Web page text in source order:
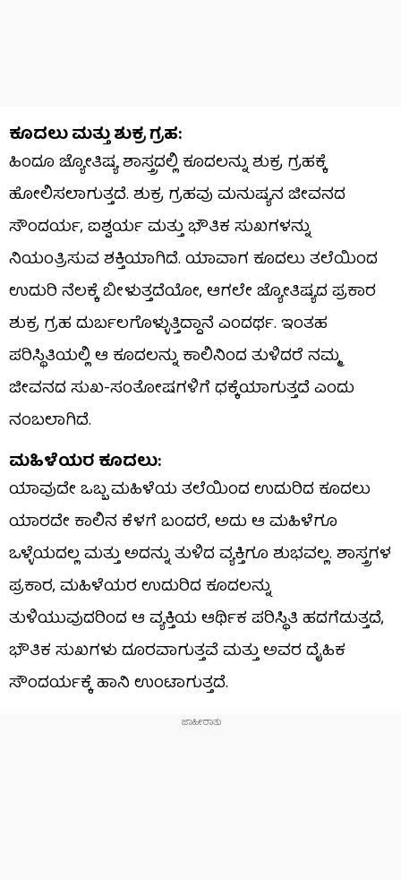
ಕೂದಲು ಮತ್ತು ಶುಕ್ರ ಗ್ರಹ:
ಹಿಂದೂ ಜ್ಯೋತಿಷ್ಯ ಶಾಸ್ತ್ರದಲ್ಲಿ ಕೂದಲನ್ನು ಶುಕ್ರ ಗ್ರಹಕ್ಕೆ
ಹೋಲಿಸಲಾಗುತ್ತದೆ. ಶುಕ್ರ ಗ್ರಹವು ಮನುಷ್ಯನ ಜೀವನದ
ಸೌಂದರ್ಯ, ಐಶ್ವರ್ಯ ಮತ್ತು ಭೌತಿಕ ಸುಖಗಳನ್ನು
ನಿಯಂತ್ರಿಸುವ ಶಕ್ತಿಯಾಗಿದೆ. ಯಾವಾಗ ಕೂದಲು ತಲೆಯಿಂದ
ಉದುರಿ ನೆಲಕ್ಕೆ ಬೀಳುತ್ತದೆಯೋ, ಆಗಲೇ ಜ್ಯೋತಿಷ್ಯದ ಪ್ರಕಾರ
ಶುಕ್ರ ಗ್ರಹ ದುರ್ಬಲಗೊಳ್ಳುತ್ತಿದ್ದಾನೆ ಎಂದರ್ಥ. ಇಂತಹ
ಪರಿಸ್ಥಿತಿಯಲ್ಲಿ ಆ ಕೂದಲನ್ನು ಕಾಲಿನಿಂದ ತುಳಿದರೆ ನಮ್ಮ
ಜೀವನದ ಸುಖ-ಸಂತೋಷಗಳಿಗೆ ಧಕ್ಕೆಯಾಗುತ್ತದೆ ಎಂದು
ನಂಬಲಾಗಿದೆ.
ಮಹಿಳೆಯರ ಕೂದಲು:
ಯಾವುದೇ ಒಬ್ಬ ಮಹಿಳೆಯ ತಲೆಯಿಂದ ಉದುರಿದ ಕೂದಲು
ಯಾರದೇ ಕಾಲಿನ ಕೆಳಗೆ ಬಂದರೆ, ಅದು ಆ ಮಹಿಳೆಗೂ
ಒಳ್ಳೆಯದಲ್ಲ ಮತ್ತು ಅದನ್ನು ತುಳಿದ ವ್ಯಕ್ತಿಗೂ ಶುಭವಲ್ಲ. ಶಾಸ್ತ್ರಗಳ
ಪ್ರಕಾರ, ಮಹಿಳೆಯರ ಉದುರಿದ ಕೂದಲನ್ನು
ತುಳಿಯುವುದರಿಂದ ಆ ವ್ಯಕ್ತಿಯ ಆರ್ಥಿಕ ಪರಿಸ್ಥಿತಿ ಹದಗೆಡುತ್ತದೆ,
ಭೌತಿಕ ಸುಖಗಳು ದೂರವಾಗುತ್ತವೆ ಮತ್ತು ಅವರ ದೈಹಿಕ
ಸೌಂದರ್ಯಕ್ಕೆ ಹಾನಿ ಉಂಟಾಗುತ್ತದೆ.